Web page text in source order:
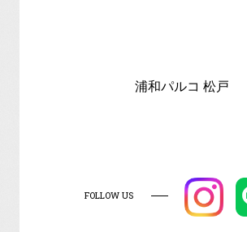
浦和パルコ 松戸
FOLLOW US